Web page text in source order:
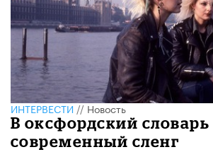
ИНТЕРВЕСТИ//Новость
В оксфордский словарь
современный сленг